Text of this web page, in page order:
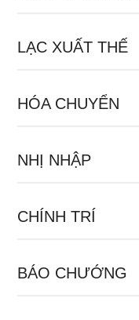
LẠC XUẤT THẾ
HÓA CHUYỂN
NHỊ NHẬP
CHÍNH TRÍ
BÁO CHƯỚNG